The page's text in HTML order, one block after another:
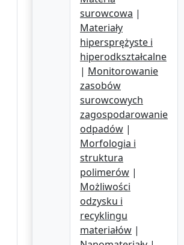
surowcowa |
Materiały
hipersprężyste i
hiperodkształcalne
| Monitorowanie
zasobów
surowcowych
zagospodarowanie
odpadów |
Morfologia i
struktura
polimerów |
Możliwości
odzysku i
recyklingu
materiałów |